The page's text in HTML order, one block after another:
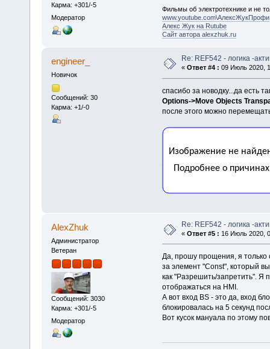
Карма: +301/-5
Модератор
Фильмы об электротехнике и не
www.youtube.com\АлексЖукПрофи
Алекс Жук на Rutube
Сайт автора alexzhuk.ru
engineer_
Новичок
Сообщений: 30
Карма: +1/-0
Re: REF542 - логика -
« Ответ #4 : 09 Июль 2020,
спасибо за новодку...да есть
Options->Move Objects
после этого можно
AlexZhuk
Администратор
Ветеран
Сообщений: 3030
Карма: +301/-5
Модератор
Re: REF542 - логика -
« Ответ #5 : 16 Июль 2020,
Да, прошу прощения, я только
за элемент "Const", который
как "Разрешить/запретить". Я
отображаться на HMI.
А вот вход BS - это да, вход
блокировалась на 5 секунд
Вот кусок мануала по этому